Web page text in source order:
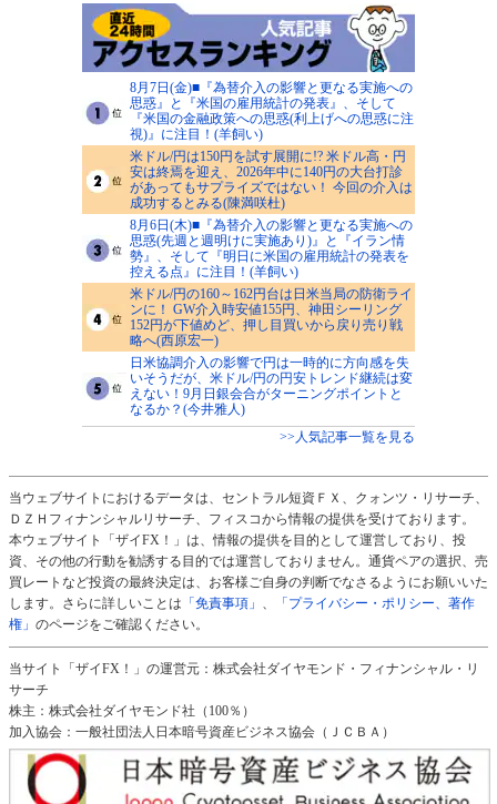
8月7日(金)■『為替介入の影響と更なる実施への
思惑』と『米国の雇用統計の発表』、そして
『米国の金融政策への思惑(利上げへの思惑に注
視)』に注目！(羊飼い)
米ドル/円は150円を試す展開に!? 米ドル高・円
安は終焉を迎え、2026年中に140円の大台打診
があってもサプライズではない！ 今回の介入は
成功するとみる(陳満咲杜)
8月6日(木)■『為替介入の影響と更なる実施への
思惑(先週と週明けに実施あり)』と『イラン情
勢』、そして『明日に米国の雇用統計の発表を
控える点』に注目！(羊飼い)
米ドル/円の160～162円台は日米当局の防衛ライ
ンに！ GW介入時安値155円、神田シーリング
152円が下値めど、押し目買いから戻り売り戦
略へ(西原宏一)
日米協調介入の影響で円は一時的に方向感を失
いそうだが、米ドル/円の円安トレンド継続は変
えない！9月日銀会合がターニングポイントと
なるか？(今井雅人)
>>人気記事一覧を見る
当ウェブサイトにおけるデータは、セントラル短資ＦＸ、クォンツ・リサーチ、
ＤＺＨフィナンシャルリサーチ、フィスコから情報の提供を受けております。
本ウェブサイト「ザイFX！」は、情報の提供を目的として運営しており、投
資、その他の行動を勧誘する目的では運営しておりません。通貨ペアの選択、売
買レートなど投資の最終決定は、お客様ご自身の判断でなさるようにお願いいた
します。さらに詳しいことは 「免責事項」 、
「プライバシー・ポリシー、著作
権」 のページをご確認ください。
当サイト「ザイFX！」の運営元：株式会社ダイヤモンド・フィナンシャル・リ
サーチ
株主：株式会社ダイヤモンド社（100％）
加入協会：一般社団法人日本暗号資産ビジネス協会（ＪＣＢＡ）